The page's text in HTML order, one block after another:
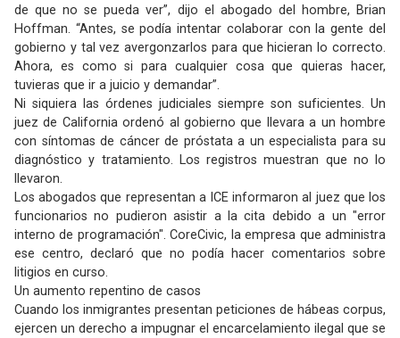
de que no se pueda ver”, dijo el abogado del hombre, Brian
Hoffman. “Antes, se podía intentar colaborar con la gente del
gobierno y tal vez avergonzarlos para que hicieran lo correcto.
Ahora, es como si para cualquier cosa que quieras hacer,
tuvieras que ir a juicio y demandar”.
Ni siquiera las órdenes judiciales siempre son suficientes. Un
juez de California ordenó al gobierno que llevara a un hombre
con síntomas de cáncer de próstata a un especialista para su
diagnóstico y tratamiento. Los registros muestran que no lo
llevaron.
Los abogados que representan a ICE informaron al juez que los
funcionarios no pudieron asistir a la cita debido a un "error
interno de programación". CoreCivic, la empresa que administra
ese centro, declaró que no podía hacer comentarios sobre
litigios en curso.
Un aumento repentino de casos
Cuando los inmigrantes presentan peticiones de hábeas corpus,
ejercen un derecho a impugnar el encarcelamiento ilegal que se